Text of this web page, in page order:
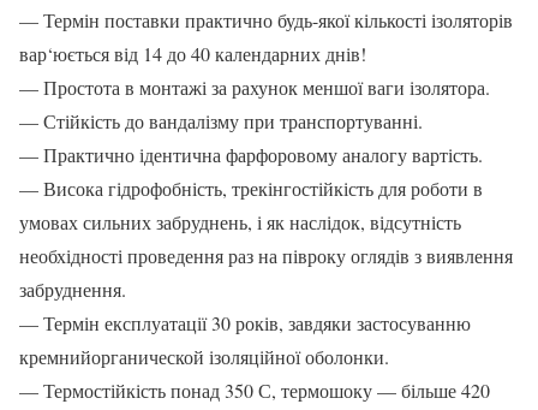
— Термін поставки практично будь-якої кількості ізоляторів
вар‘юється від 14 до 40 календарних днів!
— Простота в монтажі за рахунок меншої ваги ізолятора.
— Стійкість до вандалізму при транспортуванні.
— Практично ідентична фарфоровому аналогу вартість.
— Висока гідрофобність, трекінгостійкість для роботи в
умовах сильних забруднень, і як наслідок, відсутність
необхідності проведення раз на півроку оглядів з виявлення
забруднення.
— Термін експлуатації 30 років, завдяки застосуванню
кремнийорганической ізоляційної оболонки.
— Термостійкість понад 350 С, термошоку — більше 420